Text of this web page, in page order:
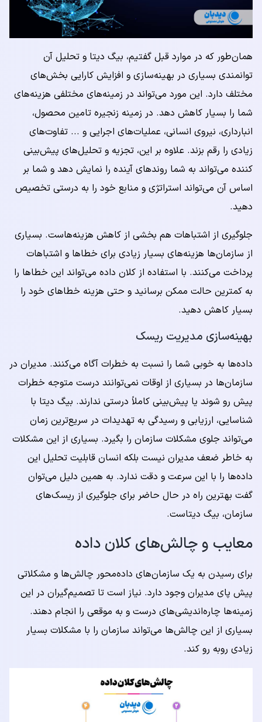
همان‌طور که در موارد قبل گفتیم، بیگ دیتا و تحلیل آن
توانمندی بسیاری در بهینه‌سازی و افزایش کارایی بخش‌های
مختلف دارد. این مورد می‌تواند در زمینه‌های مختلفی هزینه‌های
شما را بسیار کاهش دهد. در زمینه زنجیره تامین محصول،
انبارداری، نیروی انسانی، عملیات‌های اجرایی و ... تفاوت‌های
زیادی را رقم بزند. علاوه بر این، تجزیه و تحلیل‌های پیش‌بینی
کننده می‌تواند به شما روندهای آینده را نمایش دهد و شما بر
اساس آن می‌تواند استراتژی و منابع خود را به درستی تخصیص
دهید.
جلوگیری از اشتباهات هم بخشی از کاهش هزینه‌هاست. بسیاری
از سازمان‌ها هزینه‌های بسیار زیادی برای خطاها و اشتباهات
پرداخت می‌کنند. با استفاده از کلان داده می‌تواند این خطاها را
به کمترین حالت ممکن برسانید و حتی هزینه خطاهای خود را
بسیار کاهش دهید.
بهینه‌سازی مدیریت ریسک
داده‌ها به خوبی شما را نسبت به خطرات آگاه می‌کنند. مدیران در
سازمان‌ها در بسیاری از اوقات نمی‌توانند درست متوجه خطرات
پیش رو شوند یا پیش‌بینی کاملاً درستی ندارند. بیگ دیتا با
شناسایی، ارزیابی و رسیدگی به تهدیدات در سریع‌ترین زمان
می‌تواند جلوی مشکلات سازمان را بگیرد. بسیاری از این مشکلات
به خاطر ضعف مدیران نیست بلکه انسان قابلیت تحلیل این
داده‌ها را با این سرعت و دقت ندارد. به همین دلیل می‌توان
گفت بهترین راه در حال حاضر برای جلوگیری از ریسک‌های
سازمان، بیگ دیتاست.
معایب و چالش‌های کلان داده
برای رسیدن به یک سازمان‌های داده‌محور چالش‌ها و مشکلاتی
پیش پای مدیران وجود دارد. نیاز است تا تصمیم‌گیران در این
زمینه‌ها چاره‌اندیشی‌های درست و به موقعی را انجام دهند.
بسیاری از این چالش‌ها می‌تواند سازمان را با مشکلات بسیار
زیادی روبه رو کند.